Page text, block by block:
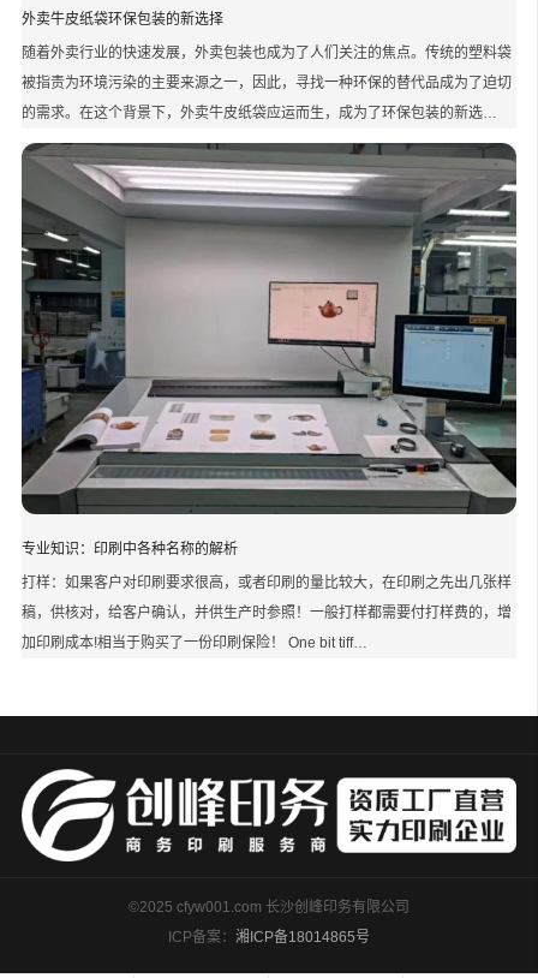
外卖牛皮纸袋环保包装的新选择
随着外卖行业的快速发展，外卖包装也成为了人们关注的焦点。传统的塑料袋
被指责为环境污染的主要来源之一，因此，寻找一种环保的替代品成为了迫切
的需求。在这个背景下，外卖牛皮纸袋应运而生，成为了环保包装的新选…
专业知识：印刷中各种名称的解析
打样：如果客户对印刷要求很高，或者印刷的量比较大，在印刷之先出几张样
稿，供核对，给客户确认，并供生产时参照！一般打样都需要付打样费的，增
加印刷成本!相当于购买了一份印刷保险！ One bit tiff…
©2025 cfyw001.com 长沙创峰印务有限公司
ICP备案： 湘ICP备18014865号